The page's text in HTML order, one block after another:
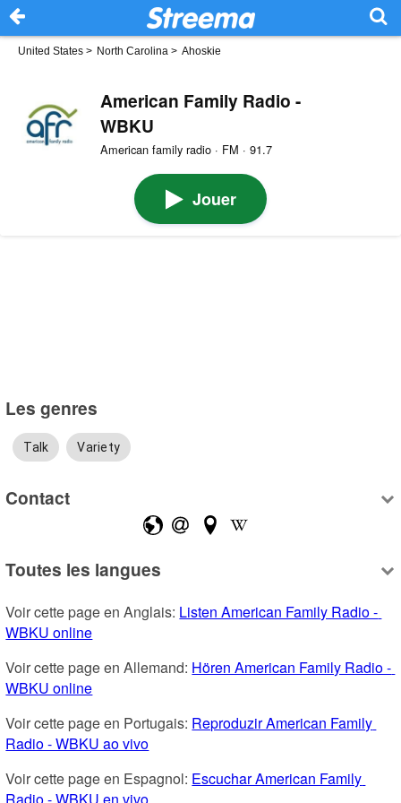
United States > North Carolina > Ahoskie
American Family Radio -
WBKU
American family radio · FM · 91.7
Jouer
Les genres
Talk Variety
Contact
Toutes les langues
Voir cette page en Anglais: Listen American Family Radio -
WBKU online
Voir cette page en Allemand: Hören American Family Radio -
WBKU online
Voir cette page en Portugais: Reproduzir American Family
Radio - WBKU ao vivo
Voir cette page en Espagnol: Escuchar American Family
Radio - WBKU en vivo